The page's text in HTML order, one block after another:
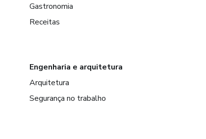
Gastronomia
Receitas
Engenharia e arquitetura
Arquitetura
Segurança no trabalho